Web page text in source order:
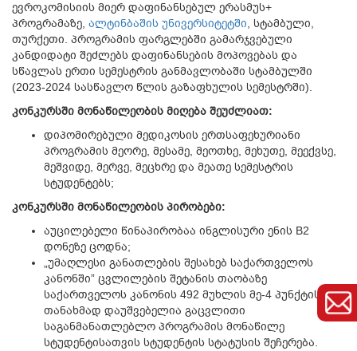
ევროკომისიის მიერ დაფინანსებულ ერასმუს+
პროგრამაზე, ალტინბაშის უნივერსიტეტში , სტამბული,
თურქეთი. პროგრამის ფარგლებში გამარჯვებული
კანდიდატი შეძლებს დაფინანსების მოპოვებას და
სწავლას ერთი სემესტრის განმავლობაში სტამბულში
(2023-2024 სასწავლო წლის გაზაფხულის სემესტრში).
კონკურსში მონაწილეობის მიღება შეუძლიათ:
დიპომირებული მედიკოსის ერთსაფეხურიანი
პროგრამის მეორე, მესამე, მეოთხე, მეხუთე, მეექვსე,
მეშვიდე, მერვე, მეცხრე და მეათე სემესტრის
სტუდენტებს;
კონკურსში მონაწილეობის პირობები:
აუცილებელი წინაპირობაა ინგლისური ენის B2
დონეზე ცოდნა;
„უმაღლესი განათლების შესახებ საქართველოს
კანონში” ცვლილების შეტანის თაობაზე
საქართველოს კანონის 492 მუხლის მე-4 პუნქტის
თანახმად დაუშვებელია გაცვლითი
საგანმანათლებლო პროგრამის მონაწილე
სტუდენტისათვის სტუდენტის სტატუსის შეჩერება.